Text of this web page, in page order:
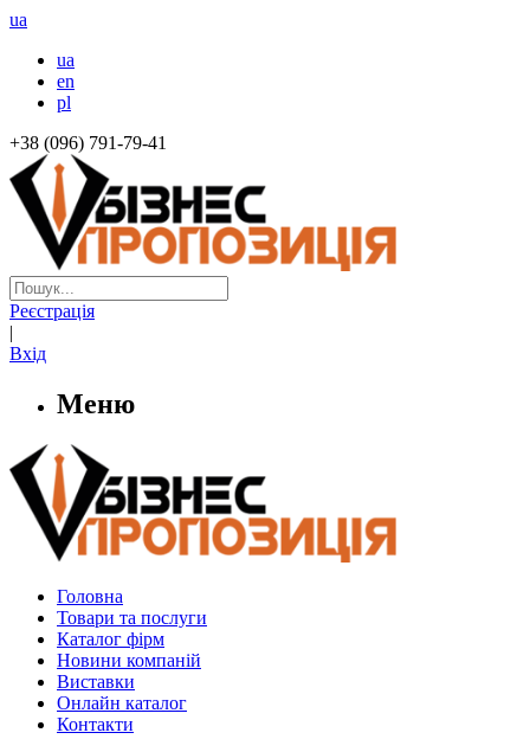
ua
ua
en
pl
+38 (096) 791-79-41
Реєстрація
|
Вхід
Меню
Головна
Товари та послуги
Каталог фірм
Новини компаній
Виставки
Онлайн каталог
Контакти